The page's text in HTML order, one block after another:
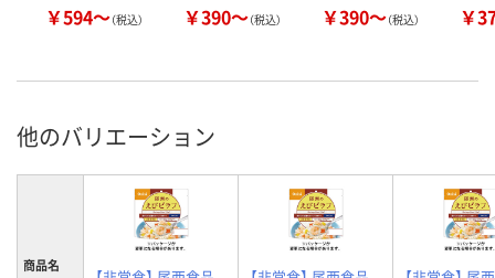
￥594～（税込） ￥390～（税込） ￥390～（税込） ￥
他のバリエーション
商品名